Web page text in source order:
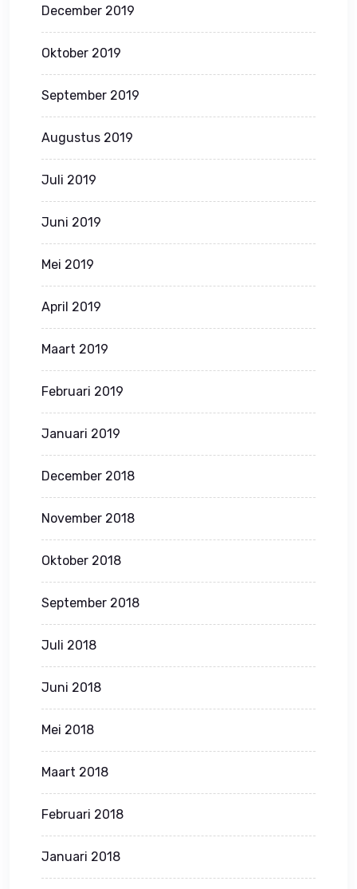
December 2019
Oktober 2019
September 2019
Augustus 2019
Juli 2019
Juni 2019
Mei 2019
April 2019
Maart 2019
Februari 2019
Januari 2019
December 2018
November 2018
Oktober 2018
September 2018
Juli 2018
Juni 2018
Mei 2018
Maart 2018
Februari 2018
Januari 2018